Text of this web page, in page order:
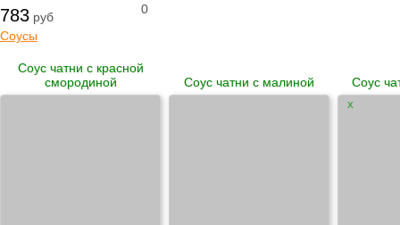
783 руб
0
Соусы
Соус чатни с красной
смородиной
Соус чатни с малиной Соус
X